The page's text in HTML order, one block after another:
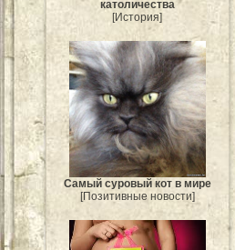
католичества
[История]
Самый суровый кот в мире
[Позитивные новости]